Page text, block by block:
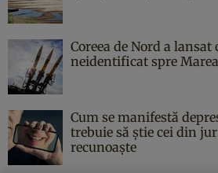
Coreea de Nord a
neidentificat spre
Cum se manifestă
trebuie să știe cei din
recunoaște